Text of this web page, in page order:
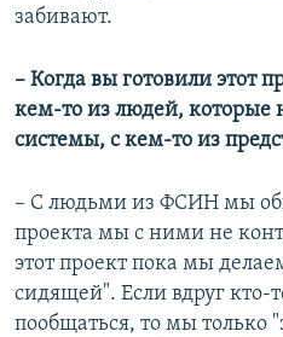
забивают.
– Когда вы готовили этот
кем-то из людей, которые
системы, с кем-то из
– С людьми из ФСИН мы
проекта мы с ними не
этот проект пока мы
сидящей". Если вдруг кто-
пообщаться, то мы только